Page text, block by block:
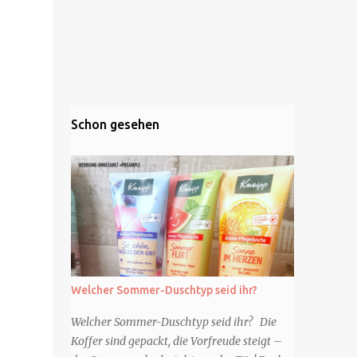
Schon gesehen
Welcher Sommer-Duschtyp seid ihr?
Welcher Sommer-Duschtyp seid ihr? Die
Koffer sind gepackt, die Vorfreude steigt –